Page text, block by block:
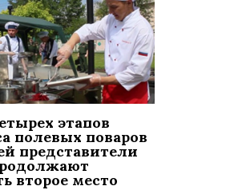
этапов
полевых поваров
представители
второе место